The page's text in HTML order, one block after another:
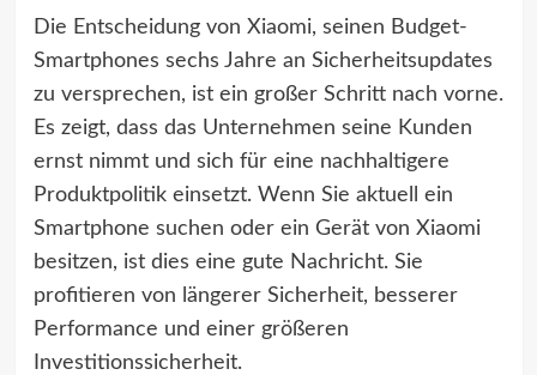
Die Entscheidung von Xiaomi, seinen Budget-
Smartphones sechs Jahre an Sicherheitsupdates
zu versprechen, ist ein großer Schritt nach vorne.
Es zeigt, dass das Unternehmen seine Kunden
ernst nimmt und sich für eine nachhaltigere
Produktpolitik einsetzt. Wenn Sie aktuell ein
Smartphone suchen oder ein Gerät von Xiaomi
besitzen, ist dies eine gute Nachricht. Sie
profitieren von längerer Sicherheit, besserer
Performance und einer größeren
Investitionssicherheit.